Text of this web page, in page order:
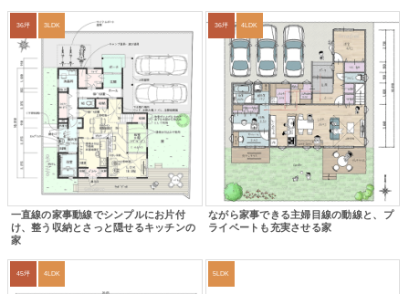
36坪 3LDK
一直線の家事動線でシンプルにお片付
け、整う収納とさっと隠せるキッチンの
家
36坪 4LDK
ながら家事できる主婦目線の動線と、プ
ライベートも充実させる家
45坪 4LDK 5LDK